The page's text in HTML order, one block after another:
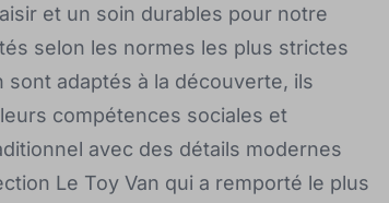
et un soin durables pour notre
selon les normes les plus strictes
adaptés à la découverte, ils
compétences sociales et
avec des détails modernes
Le Toy Van qui a remporté le plus